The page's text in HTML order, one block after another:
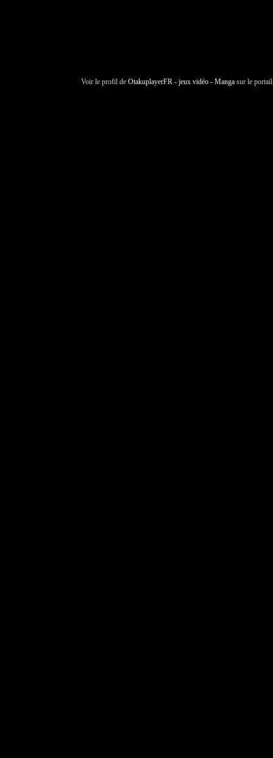
Voir le profil de OtakuplayerFR - jeux vidéo - Manga sur le